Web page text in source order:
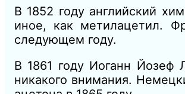
В 1852 году английский
иное, как метилацетил.
следующем году.
В 1861 году Иоганн Йозеф
никакого внимания.